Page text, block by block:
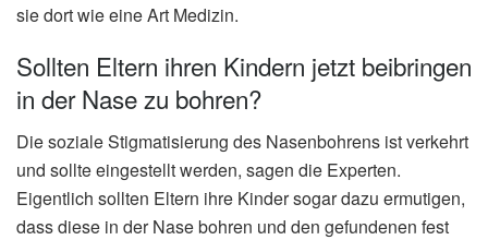
sie dort wie eine Art Medizin.
Sollten Eltern ihren Kindern jetzt beibringen
in der Nase zu bohren?
Die soziale Stigmatisierung des Nasenbohrens ist verkehrt
und sollte eingestellt werden, sagen die Experten.
Eigentlich sollten Eltern ihre Kinder sogar dazu ermutigen,
dass diese in der Nase bohren und den gefundenen fest